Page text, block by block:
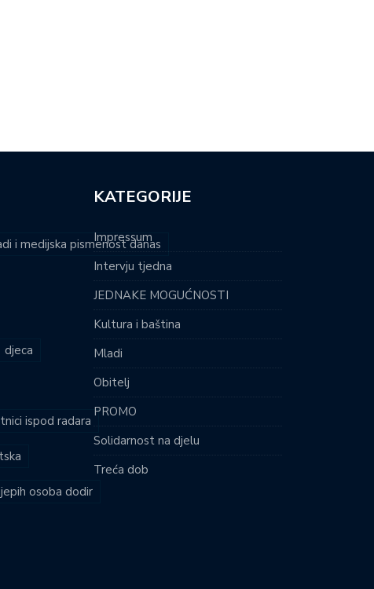
i medijska pismenost danas
djeca
ispod radara
osoba dodir
KATEGORIJE
Impressum
Intervju tjedna
JEDNAKE MOGUĆNOSTI
Kultura i baština
Mladi
Obitelj
PROMO
Solidarnost na djelu
Treća dob